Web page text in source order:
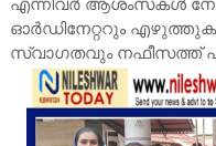
ഓർഡിനേറ്ററും
സ്വാഗതവും നഫീസത്ത്